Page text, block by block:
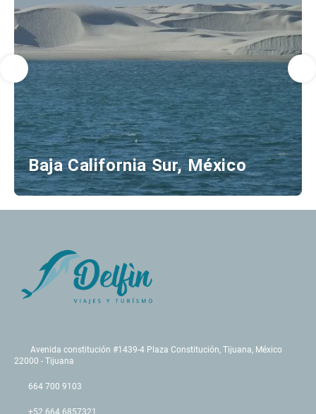
Baja California Sur, México
Avenida constitución #1439-4 Plaza Constitución, Tijuana, México
22000 - Tijuana
664 700 9103
+52 664 6857321